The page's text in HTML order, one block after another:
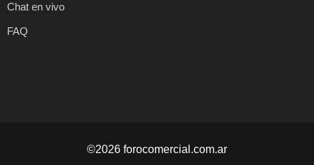
Chat en vivo
FAQ
©2026 forocomercial.com.ar